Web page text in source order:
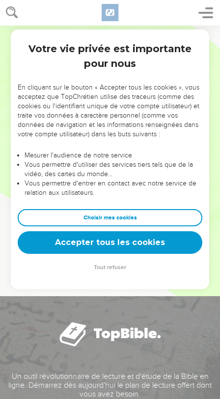
NE MANQUEZ PAS L’ÉVÉNEMENT
DE L’ANNÉE !
ET SI LEURS ERREURS POUVAIENT VOUS ÉVITER LES
VOTRES ?
leur foi ou leur vision. Mais on voit moins les doutes, les erreurs
et les saisons difficiles qu'ils ont traversés, alors même que ce
sont elles qui les ont façonnés.
Dans cette conférence, leaders, entrepreneurs, et responsables
clés pour avancer avec plus de sagesse afin que leurs erreurs
deviennent vos tremplins. Que vous guidiez un ministère, une
équipe, un groupe ou une famille, leur expérience est faite
Un outil révolutionnaire de lecture et d'étude de la Bible en
ligne. Démarrez dès aujourd'hui le plan de lecture offert dont
vous avez besoin.
Votre vie privée est importante
pour nous
En cliquant sur le bouton « Accepter tous les cookies », vous
acceptez que TopChrétien utilise des traceurs (comme des
cookies ou l'identifiant unique de votre compte utilisateur) et
traite vos données à caractère personnel (comme vos
données de navigation et les informations renseignées dans
votre compte utilisateur) dans les buts suivants :
Mesurer l'audience de notre service
Vous permettre d'utiliser des services tiers tels que de la
vidéo, des cartes du monde…
Vous permettre d'entrer en contact avec notre service de
relation aux utilisateurs.
Choisir mes cookies
Accepter tous les cookies
Tout refuser